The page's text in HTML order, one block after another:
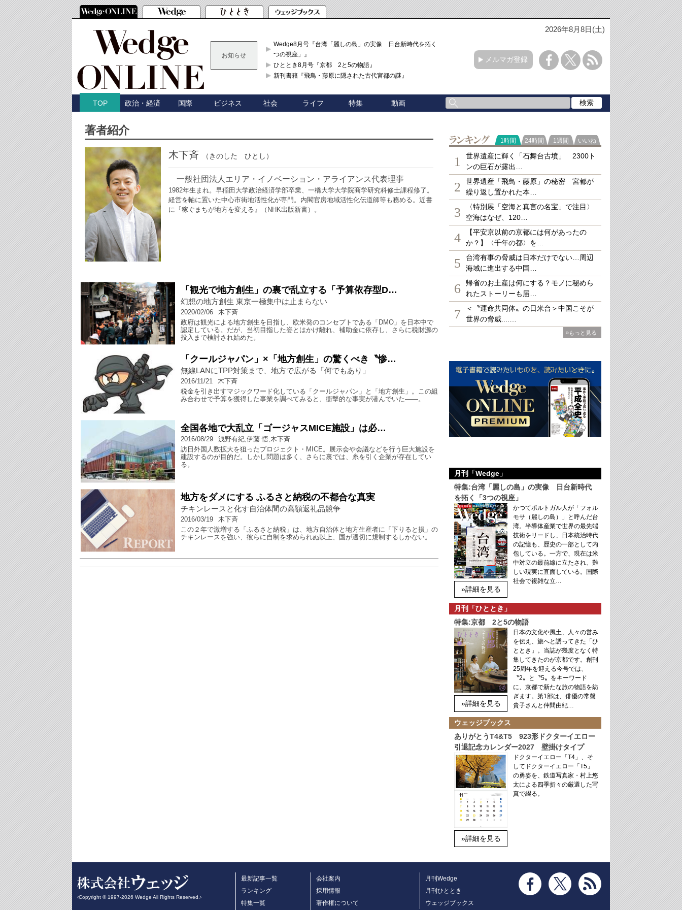
2026年8月8日(土)
お知らせ
Wedge8月号『台湾「麗しの島」の実像 日台新時代を拓く「3
つの視座」』
ひととき8月号『京都 2と5の物語』
新刊書籍『飛鳥・藤原に隠された古代宮都の謎』
メルマガ登録
TOP 政治・経済 国際 ビジネス 社会 ライフ 特集 動画
著者紹介
木下斉 （きのした ひとし）
一般社団法人エリア・イノベーション・アライアンス代表理事
1982年生まれ。早稲田大学政治経済学部卒業、一橋大学大学院商学研究科修士課程修了。
経営を軸に置いた中心市街地活性化が専門。内閣官房地域活性化伝道師等も務める。近書
に『稼ぐまちが地方を変える』（NHK出版新書）。
「観光で地方創生」の裏で乱立する「予算依存型D…
幻想の地方創生 東京一極集中は止まらない
2020/02/06
木下斉
政府は観光による地方創生を目指し、欧米発のコンセプトである「DMO」を日本中で
認定している。だが、当初目指した姿とはかけ離れ、補助金に依存し、さらに税財源の
投入まで検討され始めた。
「クールジャパン」×「地方創生」の驚くべき〝惨…
無線LANにTPP対策まで、地方で広がる「何でもあり」
2016/11/21
木下斉
税金を引き出すマジックワード化している「クールジャパン」と「地方創生」。この組
み合わせで予算を獲得した事業を調べてみると、衝撃的な事実が潜んでいた――。
全国各地で大乱立「ゴージャスMICE施設」は必…
2016/08/29
浅野有紀,伊藤 悟,木下斉
訪日外国人数拡大を狙ったプロジェクト・MICE。展示会や会議などを行う巨大施設を
建設するのが目的だ。しかし問題は多く、さらに裏では、糸を引く企業が存在してい
る。
地方をダメにする ふるさと納税の不都合な真実
チキンレースと化す自治体間の高額返礼品競争
2016/03/19
木下斉
この２年で激増する「ふるさと納税」は、地方自治体と地方生産者に「下りると損」の
チキンレースを強い、彼らに自制を求められぬ以上、国が適切に規制するしかない。
ランキング
1時間 24時間 1週間 いいね
1
世界遺産に輝く「石舞台古墳」 2300ト
ンの巨石が露出…
2
世界遺産「飛鳥・藤原」の秘密 宮都が
繰り返し置かれた本…
3
〈特別展「空海と真言の名宝」で注目〉
空海はなぜ、120…
4
【平安京以前の京都には何があったの
か？】〈千年の都〉を…
5
台湾有事の脅威は日本だけでない…周辺
海域に進出する中国…
6
帰省のお土産は何にする？モノに秘めら
れたストーリーも届…
7
＜〝運命共同体〟の日米台＞中国こそが
世界の脅威....…
»もっと見る
月刊「Wedge」
特集:台湾「麗しの島」の実像 日台新時代
を拓く「3つの視座」
»詳細を見る
かつてポルトガル人が「フォル
モサ（麗しの島）」と呼んだ台
湾。半導体産業で世界の最先端
技術をリードし、日本統治時代
の記憶も、歴史の一部として内
包している。一方で、現在は米
中対立の最前線に立たされ、難
しい現実に直面している。国際
社会で複雑な立…
月刊「ひととき」
特集:京都 2と5の物語
»詳細を見る
日本の文化や風土、人々の営み
を伝え、旅へと誘ってきた「ひ
ととき」。当誌が幾度となく特
集してきたのが京都です。創刊
25周年を迎える今号では、
〝2〟と〝5〟をキーワード
に、京都で新たな旅の物語を紡
ぎます。第1部は、俳優の常盤
貴子さんと仲間由紀…
ウェッジブックス
ありがとうT4&T5 923形ドクターイエロー
引退記念カレンダー2027 壁掛けタイプ
»詳細を見る
ドクターイエロー「T4」、そ
してドクターイエロー「T5」
の勇姿を、鉄道写真家・村上悠
太による四季折々の厳選した写
真で綴る。
‹Copyright © 1997-2026 Wedge All Rights Reserved.›
最新記事一覧
ランキング
特集一覧
会社案内
採用情報
著作権について
月刊Wedge
月刊ひととき
ウェッジブックス